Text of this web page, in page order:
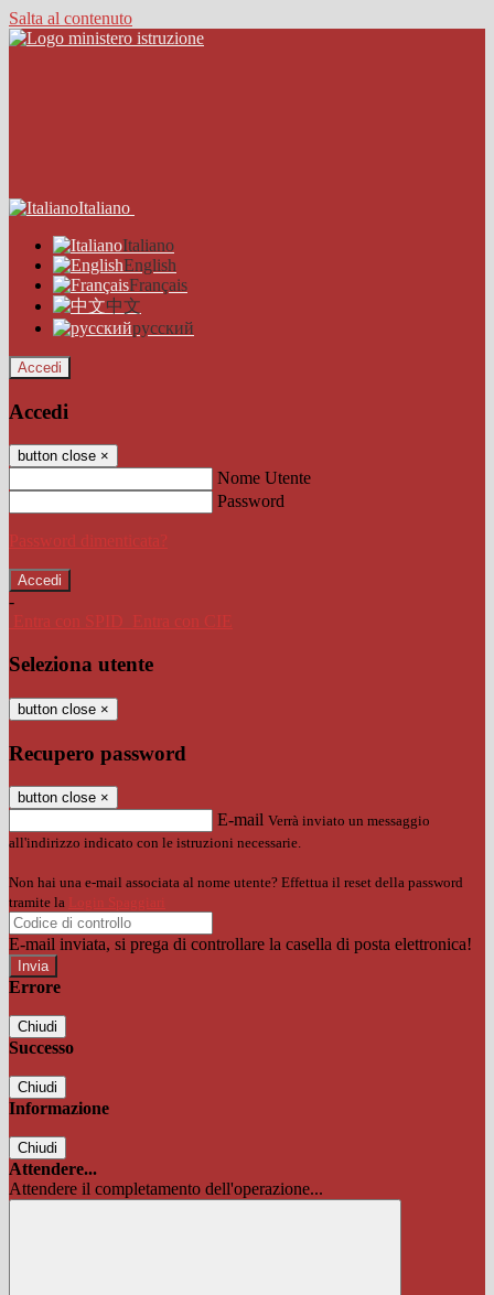
Salta al contenuto
Italiano
Italiano
English
Français
中文
русский
Accedi
Accedi
button close ×
Nome Utente
Password
Password dimenticata?
-
Entra con SPID
Entra con CIE
Seleziona utente
button close ×
Recupero password
button close ×
E-mail Verrà inviato un messaggio
all'indirizzo indicato con le istruzioni necessarie.
Non hai una e-mail associata al nome utente? Effettua il reset della password
tramite la Login Spaggiari
E-mail inviata, si prega di controllare la casella di posta elettronica!
Errore
Chiudi
Successo
Chiudi
Informazione
Chiudi
Attendere...
Attendere il completamento dell'operazione...